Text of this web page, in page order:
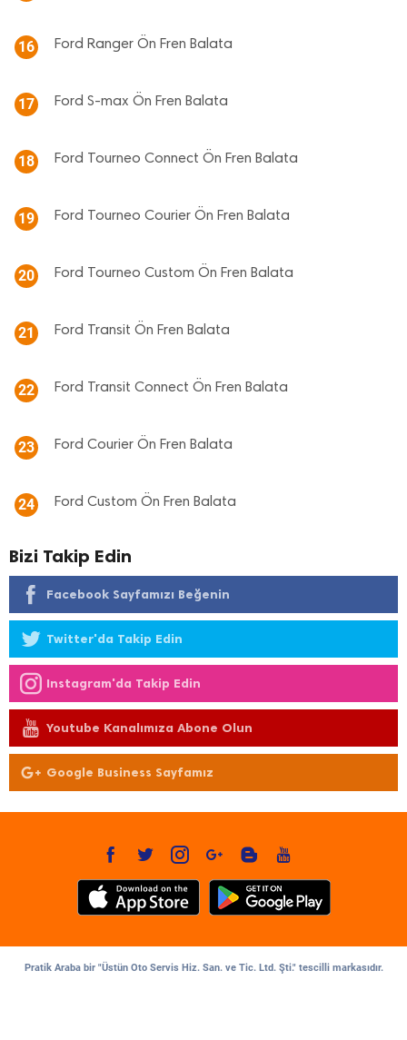
16 Ford Ranger Ön Fren Balata
17 Ford S-max Ön Fren Balata
18 Ford Tourneo Connect Ön Fren Balata
19 Ford Tourneo Courier Ön Fren Balata
20 Ford Tourneo Custom Ön Fren Balata
21 Ford Transit Ön Fren Balata
22 Ford Transit Connect Ön Fren Balata
23 Ford Courier Ön Fren Balata
24 Ford Custom Ön Fren Balata
Bizi Takip Edin
Facebook Sayfamızı Beğenin
Twitter'da Takip Edin
Instagram'da Takip Edin
Youtube Kanalımıza Abone Olun
Google Business Sayfamız
Pratik Araba bir "Üstün Oto Servis Hiz. San. ve Tic. Ltd. Şti." tescilli markasıdır.